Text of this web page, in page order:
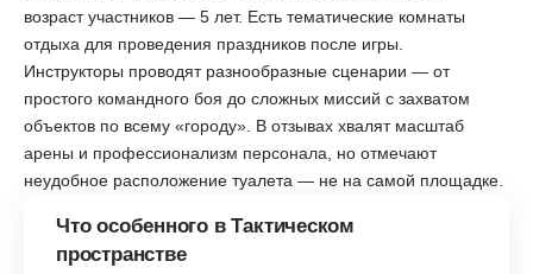
возраст участников — 5 лет. Есть тематические комнаты
отдыха для проведения праздников после игры.
Инструкторы проводят разнообразные сценарии — от
простого командного боя до сложных миссий с захватом
объектов по всему «городу». В отзывах хвалят масштаб
арены и профессионализм персонала, но отмечают
неудобное расположение туалета — не на самой площадке.
Что особенного в Тактическом
пространстве